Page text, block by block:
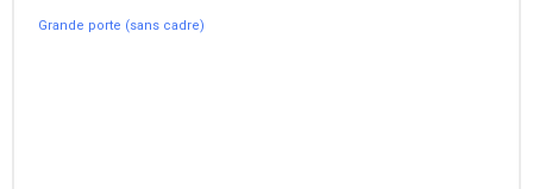
Grande porte (sans cadre)